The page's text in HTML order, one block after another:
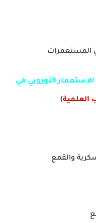
المستعمرات
الأوروبي في
والقمع